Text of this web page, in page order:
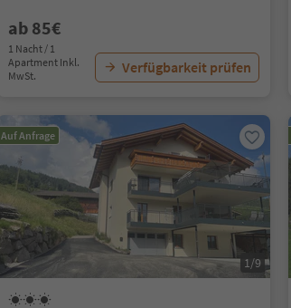
ab 85€
1 Nacht / 1
Apartment Inkl.
MwSt.
Verfügbarkeit prüfen
Auf Anfrage
1/9